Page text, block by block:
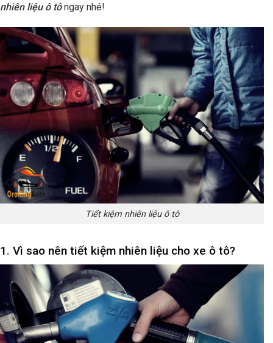
nhiên liệu ô tôngay nhé!
Tiết kiệm nhiên liệu ô tô
1. Vì sao nên tiết kiệm nhiên liệu cho xe ô tô?